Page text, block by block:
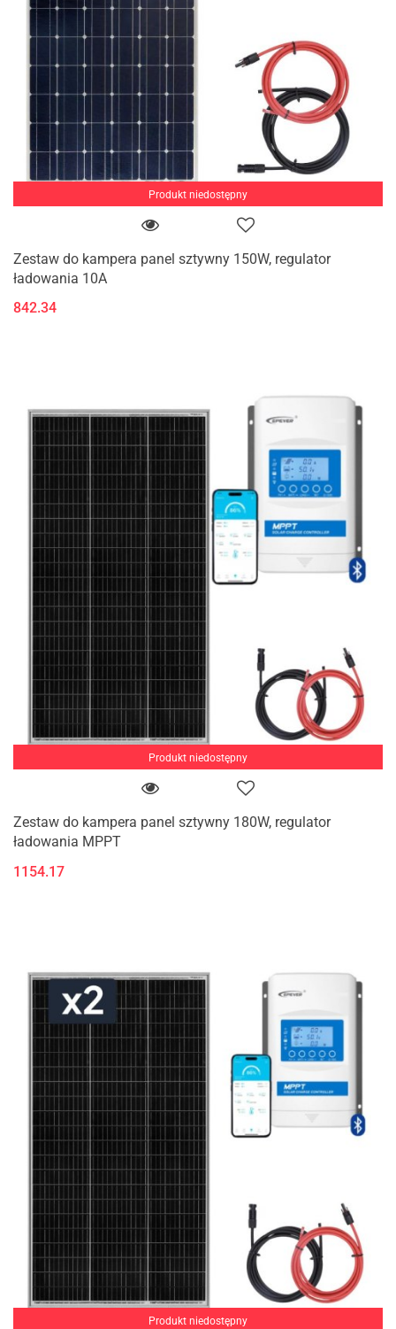
Produkt niedostępny
Zestaw do kampera panel sztywny 150W, regulator
ładowania 10A
842.34
Produkt niedostępny
Zestaw do kampera panel sztywny 180W, regulator
ładowania MPPT
1154.17
Produkt niedostępny